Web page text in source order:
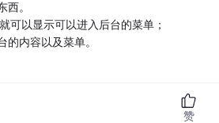
西。
可以显示可以进入后台的菜单；
的内容以及菜单。
赞